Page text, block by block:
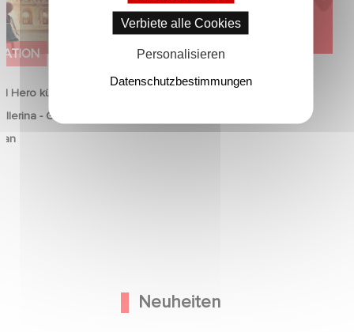
Hero kündigen die
- Gib deinen
an
UNTERNEHMERISCH
Neuheiten
Verbiete alle Cookies
Personalisieren
Datenschutzbestimmungen